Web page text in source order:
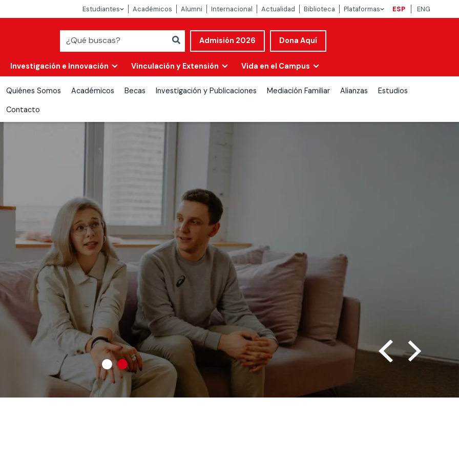
Estudiantes Académicos Alumni Internacional Actualidad Biblioteca Plataformas ESP ENG
Admisión 2026 Dona Aquí
Investigación e Innovación Vinculación y Extensión Vida en el Campus
Quiénes Somos Académicos Becas Investigación y Publicaciones Mediación Familiar Alianzas Estudios
Contacto